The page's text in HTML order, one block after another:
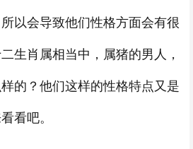
以会导致他们性格方面会有很
生肖属相当中，属猪的男人，
的？他们这样的性格特点又是
看吧。